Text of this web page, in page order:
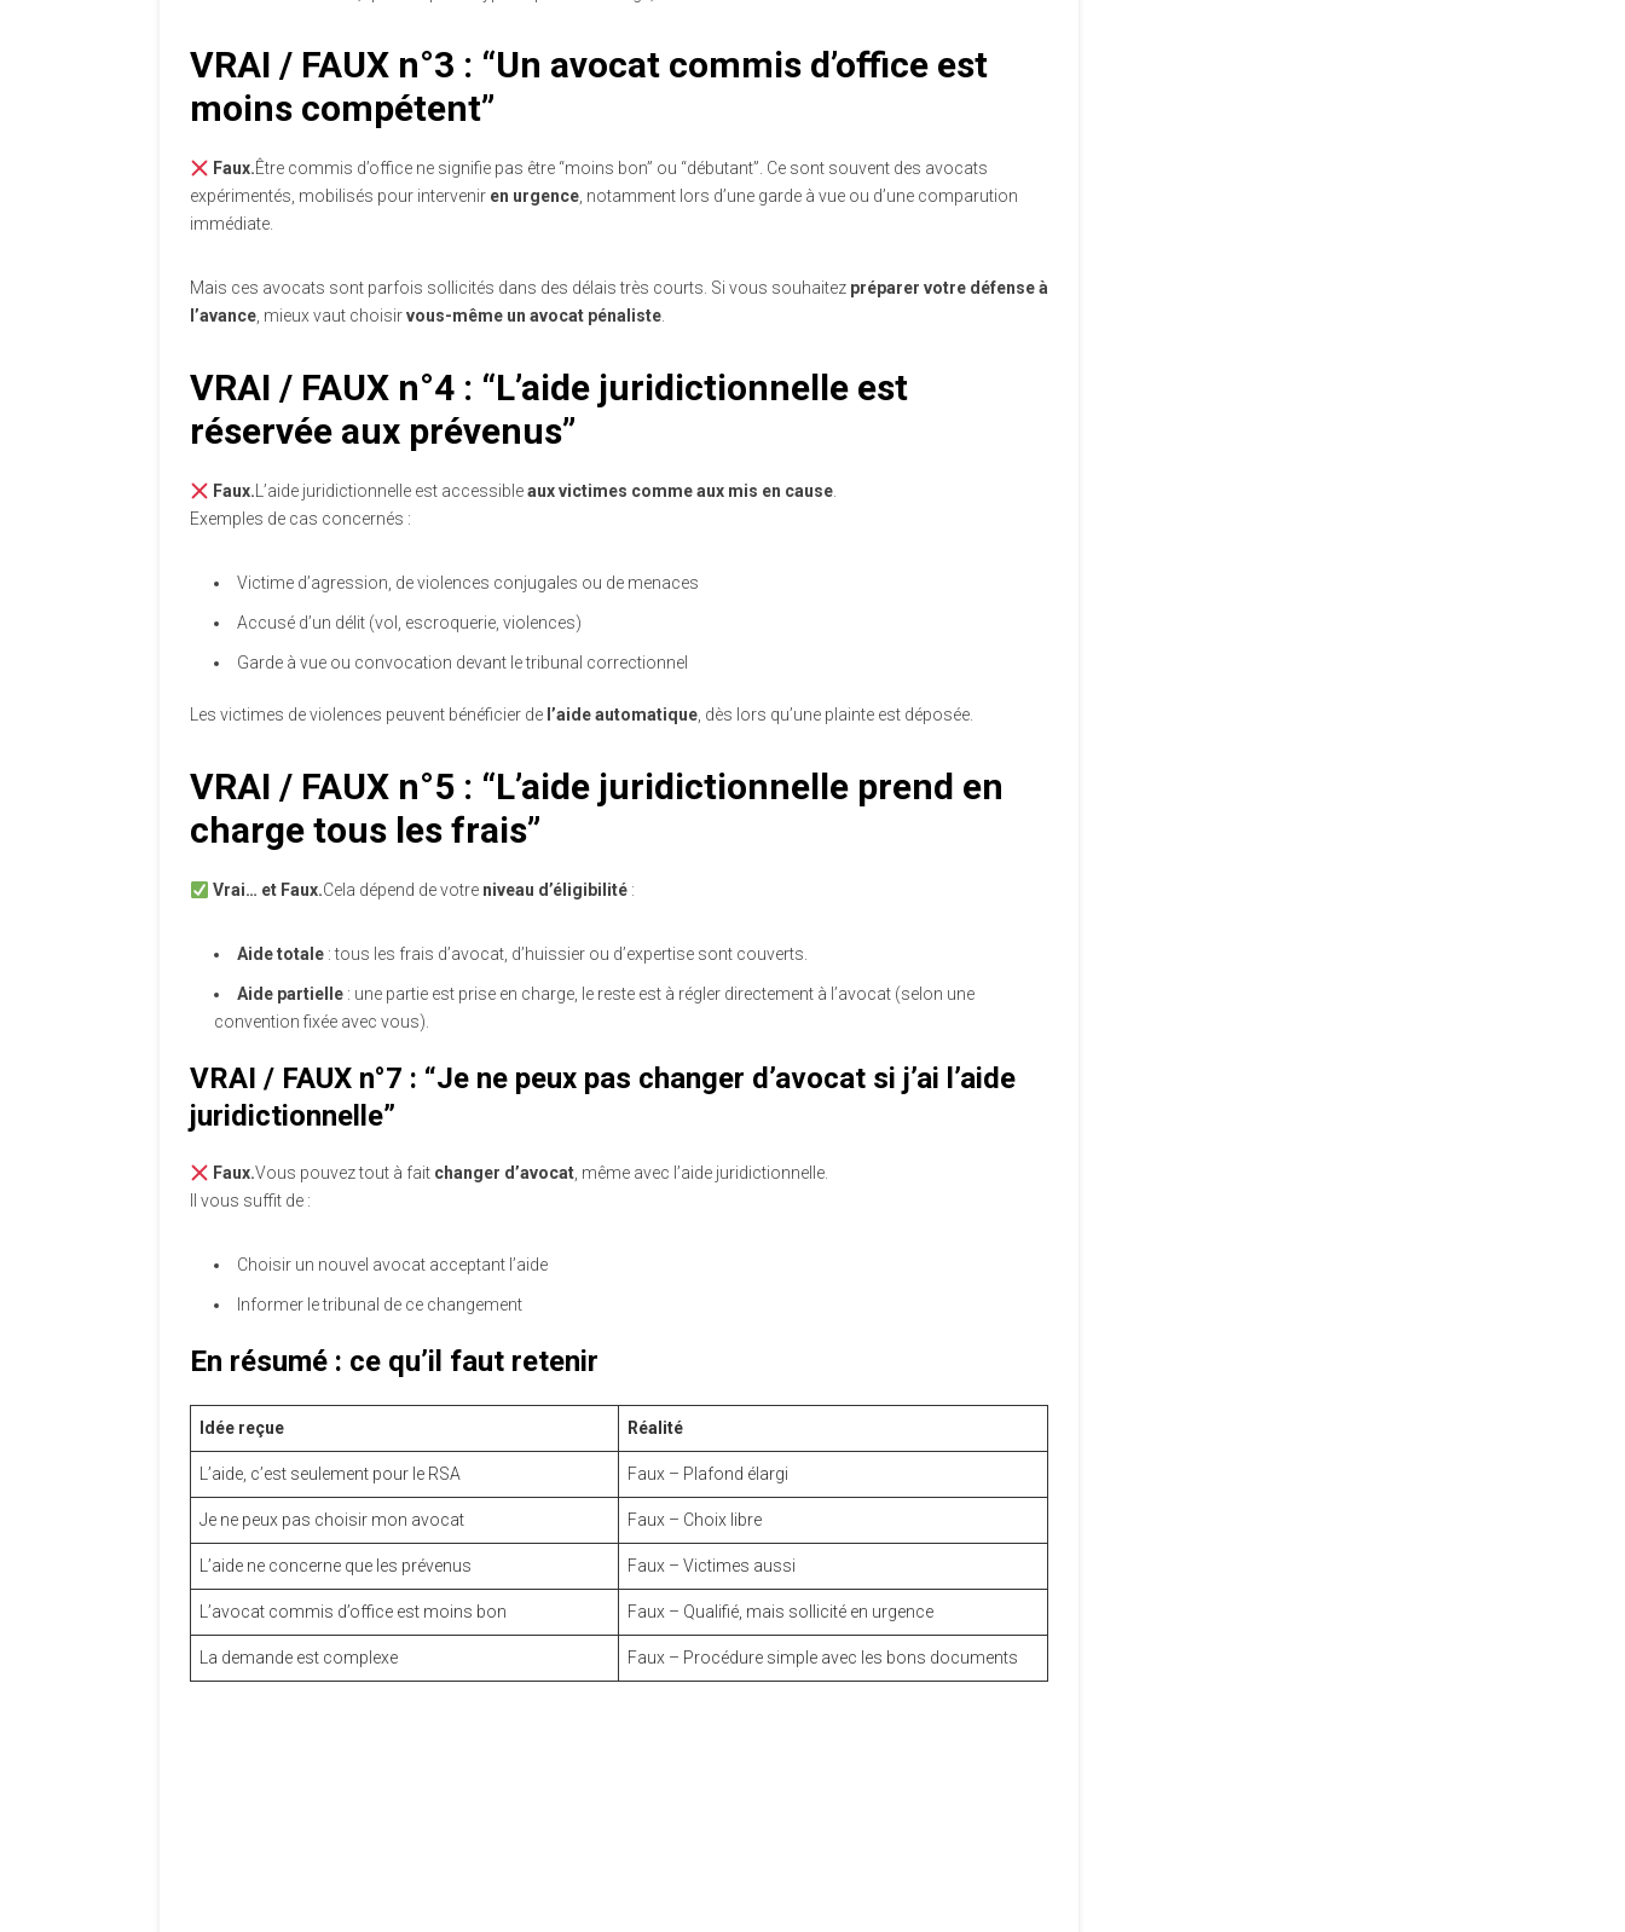
VRAI / FAUX n°3 : “Un avocat commis d’office est
moins compétent”
Faux.Être commis d’office ne signifie pas être “moins bon” ou “débutant”. Ce sont souvent des avocats
expérimentés, mobilisés pour intervenir en urgence, notamment lors d’une garde à vue ou d’une comparution
immédiate.
Mais ces avocats sont parfois sollicités dans des délais très courts. Si vous souhaitez préparer votre défense à
l’avance, mieux vaut choisirvous-même un avocat pénaliste.
VRAI / FAUX n°4 : “L’aide juridictionnelle est
réservée aux prévenus”
Faux.L’aide juridictionnelle est accessibleaux victimes comme aux mis en cause.
Exemples de cas concernés :
Victime d’agression, de violences conjugales ou de menaces
Accusé d’un délit (vol, escroquerie, violences)
Garde à vue ou convocation devant le tribunal correctionnel
Les victimes de violences peuvent bénéficier de l’aide automatique, dès lors qu’une plainte est déposée.
VRAI / FAUX n°5 : “L’aide juridictionnelle prend en
charge tous les frais”
Vrai… et Faux.Cela dépend de votre niveau d’éligibilité:
Aide totale : tous les frais d’avocat, d’huissier ou d’expertise sont couverts.
Aide partielle : une partie est prise en charge, le reste est à régler directement à l’avocat (selon une
convention fixée avec vous).
VRAI / FAUX n°7 : “Je ne peux pas changer d’avocat si j’ai l’aide
juridictionnelle”
Faux.Vous pouvez tout à fait changer d’avocat, même avec l’aide juridictionnelle.
Il vous suffit de :
Choisir un nouvel avocat acceptant l’aide
Informer le tribunal de ce changement
En résumé : ce qu’il faut retenir
Idée reçue Réalité
L’aide, c’est seulement pour le RSA Faux – Plafond élargi
Je ne peux pas choisir mon avocat Faux – Choix libre
L’aide ne concerne que les prévenus Faux – Victimes aussi
L’avocat commis d’office est moins bon Faux – Qualifié, mais sollicité en urgence
La demande est complexe Faux – Procédure simple avec les bons documents